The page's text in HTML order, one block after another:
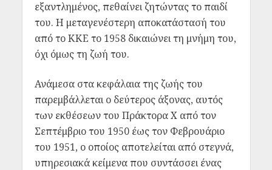
εξαντλημένος, πεθαίνει ζητώντας το παιδί
του. Η μεταγενέστερη αποκατάστασή του
από το ΚΚΕ το 1958 δικαιώνει τη μνήμη του,
όχι όμως τη ζωή του.
Ανάμεσα στα κεφάλαια της ζωής του
παρεμβάλλεται ο δεύτερος άξονας, αυτός
των εκθέσεων του Πράκτορα Χ από τον
Σεπτέμβριο του 1950 έως τον Φεβρουάριο
του 1951, ο οποίος αποτελείται από στεγνά,
υπηρεσιακά κείμενα που συντάσσει ένας